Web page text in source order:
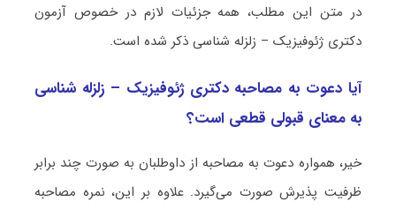
در متن این مطلب، همه جزئیات لازم در خصوص آزمون
دکتری ژئوفیزیک – زلزله‌ شناسی ذکر شده است.
آیا دعوت به مصاحبه دکتری ژئوفیزیک – زلزله‌ شناسی
به معنای قبولی قطعی است؟
خیر، همواره دعوت به مصاحبه از داوطلبان به صورت چند برابر
ظرفیت پذیرش صورت می‌گیرد. علاوه بر این، نمره مصاحبه